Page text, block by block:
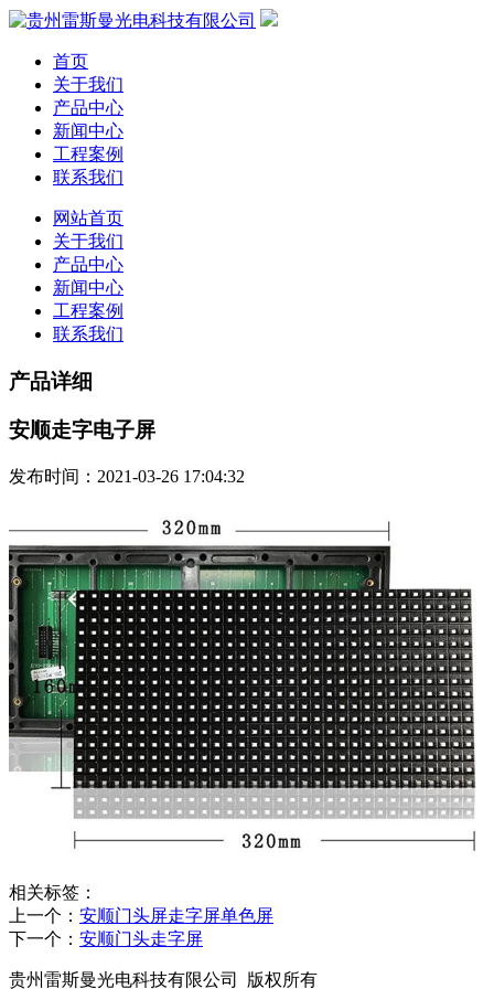
首页
关于我们
产品中心
新闻中心
工程案例
联系我们
网站首页
关于我们
产品中心
新闻中心
工程案例
联系我们
产品详细
安顺走字电子屏
发布时间：2021-03-26 17:04:32
相关标签：
上一个： 安顺门头屏走字屏单色屏
下一个： 安顺门头走字屏
贵州雷斯曼光电科技有限公司 版权所有